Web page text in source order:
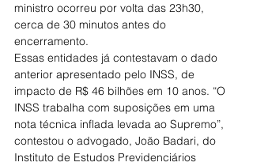
ministro ocorreu por volta das 23h30,
cerca de 30 minutos antes do
encerramento.
Essas entidades já contestavam o dado
anterior apresentado pelo INSS, de
impacto de R$ 46 bilhões em 10 anos. “O
INSS trabalha com suposições em uma
nota técnica inflada levada ao Supremo”,
contestou o advogado, João Badari, do
Instituto de Estudos Previdenciários